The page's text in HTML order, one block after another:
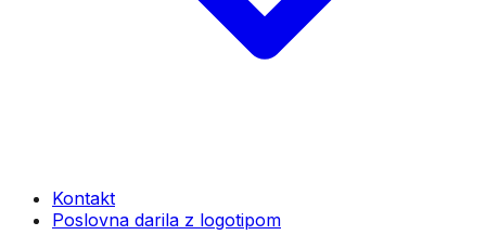
Kontakt
Poslovna darila z logotipom